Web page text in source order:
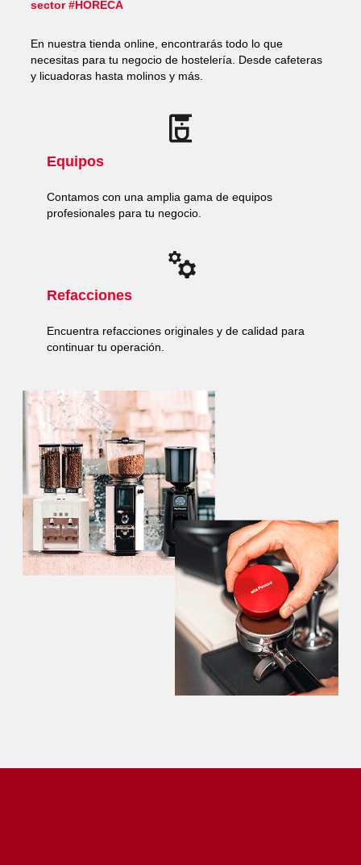
sector #HORECA
En nuestra tienda online, encontrarás todo lo que
necesitas para tu negocio de hostelería. Desde cafeteras
y licuadoras hasta molinos y más.
Equipos
Contamos con una amplia gama de equipos
profesionales para tu negocio.
Refacciones
Encuentra refacciones originales y de calidad para
continuar tu operación.